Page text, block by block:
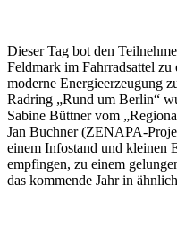
Dieser Tag bot den
Feldmark im Fahrradsattel
moderne Energieerzeugung
Radring „Rund um Berlin“
Sabine Büttner vom
Jan Buchner (ZENAPA-
einem Infostand und kleinen
empfingen, zu einem
das kommende Jahr in